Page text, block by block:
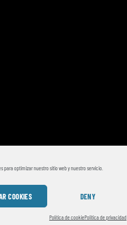
para optimizar nuestro sitio web y nuestro servicio.
COOKIES DENY
Política de cookiePolitica de privacidad